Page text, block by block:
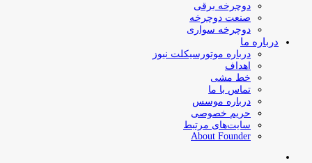
دوچرخه برقی
صنعت دوچرخه
دوچرخه سواری
درباره ما
درباره موتورسیکلت نیوز
اهداف
خط مشی
تماس با ما
درباره موسس
حریم خصوصی
سایت‌های مرتبط
About Founder